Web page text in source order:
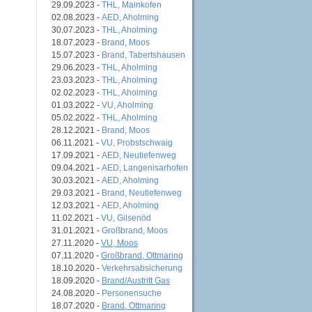
29.09.2023 - THL, Mainkofen
02.08.2023 - AED, Aholming
30.07.2023 - THL, Aholming
18.07.2023 - Brand, Moos
15.07.2023 - Brand, Tabertshausen
29.06.2023 - THL, Aholming
23.03.2023 - THL, Aholming
02.02.2023 - THL, Aholming
01.03.2022 - VU, Aholming
05.02.2022 - THL, Aholming
28.12.2021 - Brand, Moos
06.11.2021 - VU, Probstschwaig
17.09.2021 - AED, Neutiefenweg
09.04.2021 - AED, Langenisarhofen
30.03.2021 - AED, Aholming
29.03.2021 - Brand, Neutiefenweg
12.03.2021 - AED, Aholming
11.02.2021 - VU, Gilsenöd
31.01.2021 - Großbrand, Moos
27.11.2020 - VU, Moos
07.11.2020 - Großbrand, Ottmaring
18.10.2020 - Verkehrsabsicherung
18.09.2020 - Brand/Austritt Gas
24.08.2020 - Personensuche
18.07.2020 - Brand, Ottmaring